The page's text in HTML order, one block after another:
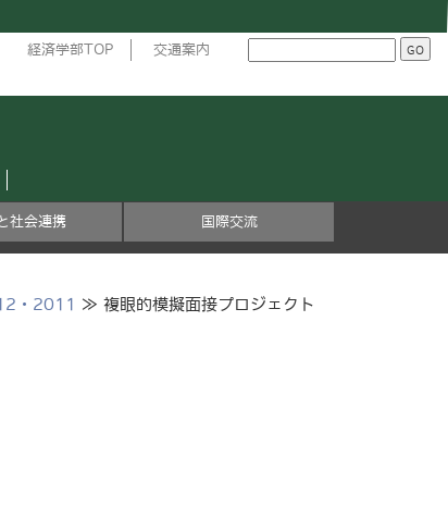
経済学部TOP 交通案内
社会連携 国際交流
・2011
≫ 複眼的模擬面接プロジェクト